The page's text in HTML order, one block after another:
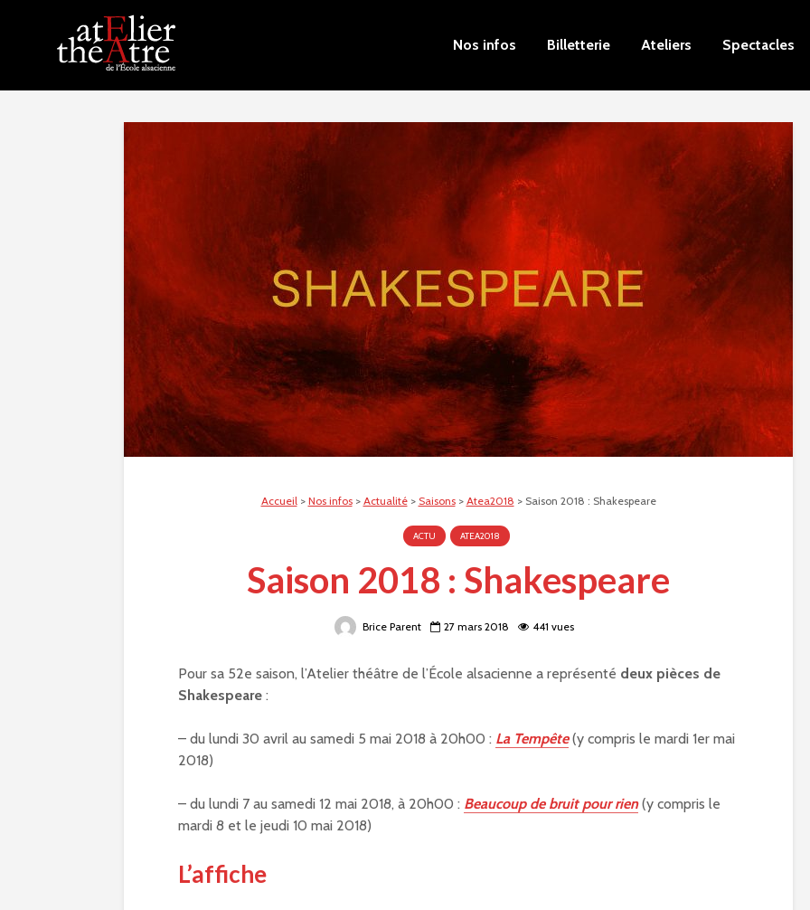
Nos infos Billetterie Ateliers Spectacles
Accueil> Nos infos> Actualité> Saisons> Atea2018 > Saison 2018 : Shakespeare
ACTU ATEA2018
Saison 2018 : Shakespeare
Brice Parent 27 mars 2018 441 vues
Pour sa 52e saison, l’Atelier théâtre de l’École alsacienne a représenté deux pièces de
Shakespeare :
– du lundi 30 avril au samedi 5 mai 2018 à 20h00 : La Tempête (y compris le mardi 1er mai
2018)
– du lundi 7 au samedi 12 mai 2018, à 20h00 : Beaucoup de bruit pour rien(y compris le
mardi 8 et le jeudi 10 mai 2018)
L’affiche